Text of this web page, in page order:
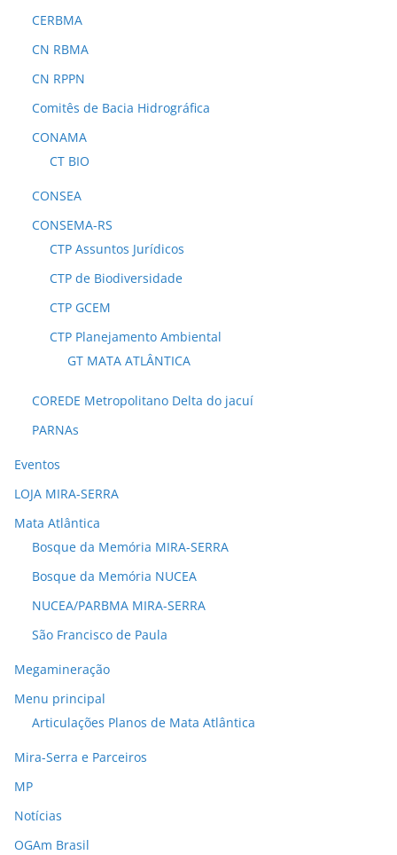
CERBMA
CN RBMA
CN RPPN
Comitês de Bacia Hidrográfica
CONAMA
CT BIO
CONSEA
CONSEMA-RS
CTP Assuntos Jurídicos
CTP de Biodiversidade
CTP GCEM
CTP Planejamento Ambiental
GT MATA ATLÂNTICA
COREDE Metropolitano Delta do jacuí
PARNAs
Eventos
LOJA MIRA-SERRA
Mata Atlântica
Bosque da Memória MIRA-SERRA
Bosque da Memória NUCEA
NUCEA/PARBMA MIRA-SERRA
São Francisco de Paula
Megamineração
Menu principal
Articulações Planos de Mata Atlântica
Mira-Serra e Parceiros
MP
Notícias
OGAm Brasil